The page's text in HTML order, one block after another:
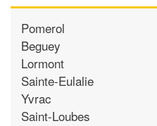
Pomerol
Beguey
Lormont
Sainte-Eulalie
Yvrac
Saint-Loubes